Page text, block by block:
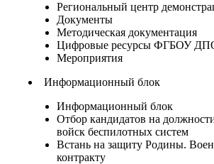
Региональный центр
Документы
Методическая документация
Цифровые ресурсы ФГБОУ
Мероприятия
Информационный блок
Информационный блок
Отбор кандидатов на
войск беспилотных систем
Встань на защиту Родины.
контракту